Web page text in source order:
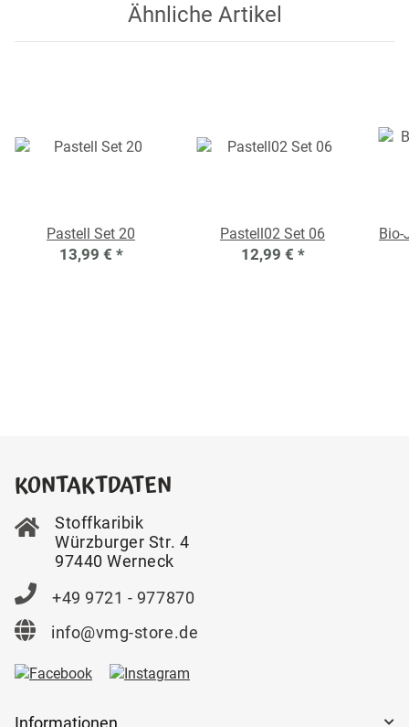
Ähnliche Artikel
Pastell Set 20
13,99 € *
Pastell02 Set 06
12,99 € *
Bio-
KONTAKTDATEN
Stoffkaribik
Würzburger Str. 4
97440 Werneck
+49 9721 - 977870
info@vmg-store.de
Informationen